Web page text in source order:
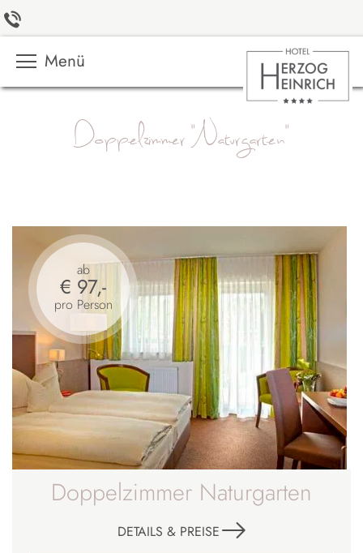
Menü
Doppelzimmer "Naturgarten"
Doppelzimmer Naturgarten
ab
€ 97,-
pro Person
DETAILS & PREISE